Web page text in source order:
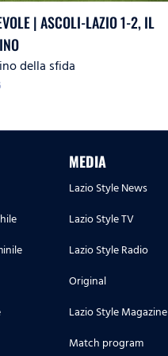
| ASCOLI-LAZIO 1-2, IL
della sfida
MEDIA
Lazio Style News
Lazio Style TV
Lazio Style Radio
Original
Lazio Style Magazine
Match program